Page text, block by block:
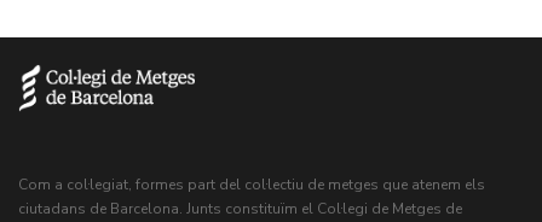
Com a col·legiat, formes part del col·lectiu de metges que atenem els
ciutadans de Barcelona. Junts constituïm el Col·legi de Metges de